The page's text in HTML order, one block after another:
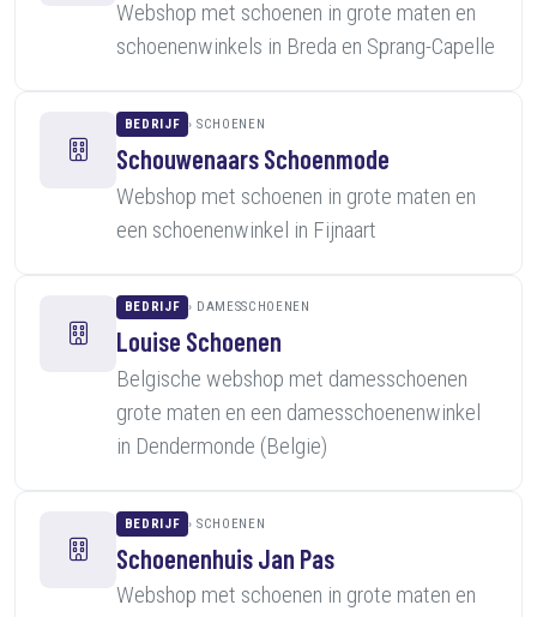
Webshop met schoenen in grote maten en
schoenenwinkels in Breda en Sprang-Capelle
BEDRIJF SCHOENEN
Schouwenaars Schoenmode
Webshop met schoenen in grote maten en
een schoenenwinkel in Fijnaart
BEDRIJF DAMESSCHOENEN
Louise Schoenen
Belgische webshop met damesschoenen
grote maten en een damesschoenenwinkel
in Dendermonde (Belgie)
BEDRIJF SCHOENEN
Schoenenhuis Jan Pas
Webshop met schoenen in grote maten en